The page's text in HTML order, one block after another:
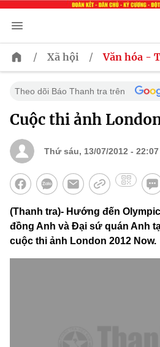
/ Xã hội / Văn hóa -
Theo dõi Báo Thanh tra trên
Cuộc thi ảnh
Thứ sáu, 13/07/2012 - 22:07
(Thanh tra)- Hướng đến
đồng Anh và Đại sứ quán Anh
cuộc thi ảnh London 2012 Now.